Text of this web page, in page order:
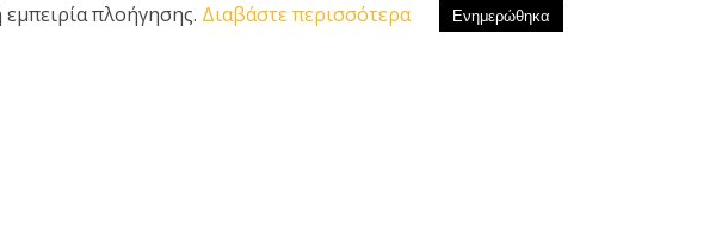
πλοήγησης. Διαβάστε περισσότερα